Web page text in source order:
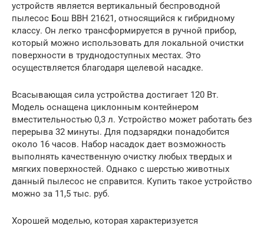
устройств является вертикальный беспроводной
пылесос Бош ВВH 21621, относящийся к гибридному
классу. Он легко трансформируется в ручной прибор,
который можно использовать для локальной очистки
поверхности в труднодоступных местах. Это
осуществляется благодаря щелевой насадке.
Всасывающая сила устройства достигает 120 Вт.
Модель оснащена циклонным контейнером
вместительностью 0,3 л. Устройство может работать без
перерыва 32 минуты. Для подзарядки понадобится
около 16 часов. Набор насадок дает возможность
выполнять качественную очистку любых твердых и
мягких поверхностей. Однако с шерстью животных
данный пылесос не справится. Купить такое устройство
можно за 11,5 тыс. руб.
Хорошей моделью, которая характеризуется